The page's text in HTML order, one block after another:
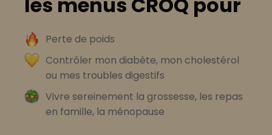
Perte de poids
Contrôler mon diabète, mon cholestérol
ou mes troubles digestifs
Vivre sereinement la grossesse, les repas
en famille, la ménopause